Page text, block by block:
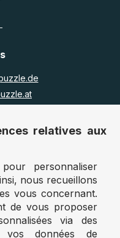
/ détaillants
?
prix revendeurs ?
relatives aux
personnaliser
nous recueillons
vous concernant.
de vous proposer
via des
données de